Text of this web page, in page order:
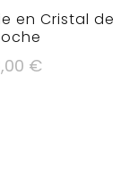
en Cristal de
€